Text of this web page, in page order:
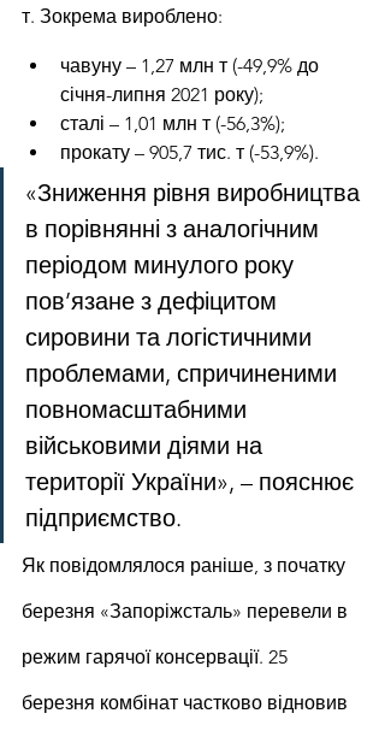
т. Зокрема вироблено:
чавуну – 1,27 млн ​​т (-49,9% до
січня-липня 2021 року);
сталі – 1,01 млн т (-56,3%);
прокату – 905,7 тис. т (-53,9%).
«Зниження рівня виробництва
в порівнянні з аналогічним
періодом минулого року
пов’язане з дефіцитом
сировини та логістичними
проблемами, спричиненими
повномасштабними
військовими діями на
території України», – пояснює
підприємство.
Як повідомлялося раніше, з початку
березня «Запоріжсталь» перевели в
режим гарячої консервації. 25
березня комбінат частково відновив